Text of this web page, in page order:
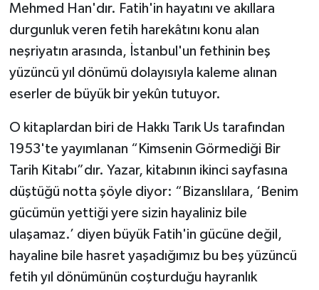
Mehmed Han'dır. Fatih'in hayatını ve akıllara
durgunluk veren fetih harekâtını konu alan
neşriyatın arasında, İstanbul'un fethinin beş
yüzüncü yıl dönümü dolayısıyla kaleme alınan
eserler de büyük bir yekûn tutuyor.
O kitaplardan biri de Hakkı Tarık Us tarafından
1953'te yayımlanan “Kimsenin Görmediği Bir
Tarih Kitabı”dır. Yazar, kitabının ikinci sayfasına
düştüğü notta şöyle diyor: “Bizanslılara, ‘Benim
gücümün yettiği yere sizin hayaliniz bile
ulaşamaz.’ diyen büyük Fatih'in gücüne değil,
hayaline bile hasret yaşadığımız bu beş yüzüncü
fetih yıl dönümünün coşturduğu hayranlık